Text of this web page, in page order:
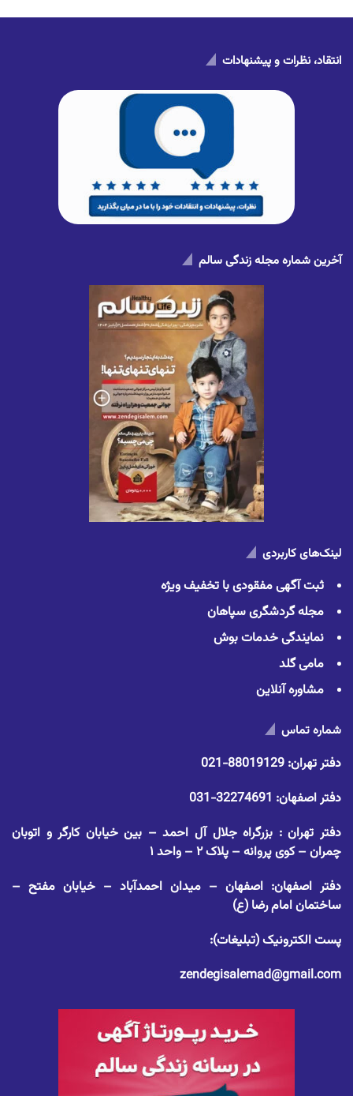
انتقاد، نظرات و پیشنهادات
آخرین شماره مجله زندگی سالم
لینک‌های کاربردی
ثبت آگهی مفقودی با تخفیف ویژه
مجله گردشگری سپاهان
نمایندگی خدمات بوش
مامی گلد
مشاوره آنلاین
شماره تماس
دفتر تهران: 88019129-021
دفتر اصفهان: 32274691-031
دفتر تهران : بزرگراه جلال آل احمد – بین خیابان کارگر و اتوبان
چمران – کوی پروانه – پلاک ۲ – واحد ۱
دفتر اصفهان: اصفهان – میدان احمدآباد – خیابان مفتح –
ساختمان امام رضا (ع)
پست الکترونیک (تبلیغات):
zendegisalemad@gmail.com